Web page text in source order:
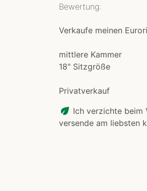
Bewertung:
Verkaufe meinen
mittlere Kammer
18" Sitzgröße
Privatverkauf
eco Ich verzichte beim
versende am liebsten